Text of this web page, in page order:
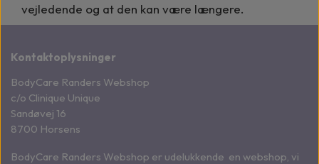
vejledende og at den kan være længere.
Kontaktoplysninger
BodyCare Randers Webshop
c/o Clinique Unique
Sandøvej 16
8700 Horsens
BodyCare Randers Webshop er udelukkende en webshop, vi